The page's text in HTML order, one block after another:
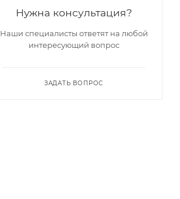
Нужна консультация?
Наши специалисты ответят на любой
интересующий вопрос
ЗАДАТЬ ВОПРОС